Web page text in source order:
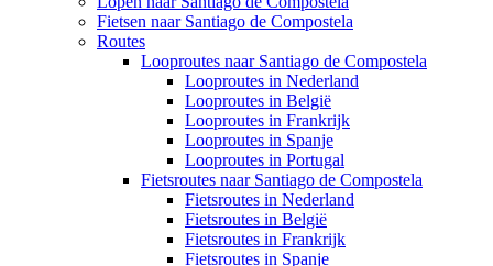
Fietsen naar Santiago de Compostela
Routes
Looproutes naar Santiago de Compostela
Looproutes in Nederland
Looproutes in België
Looproutes in Frankrijk
Looproutes in Spanje
Looproutes in Portugal
Fietsroutes naar Santiago de Compostela
Fietsroutes in Nederland
Fietsroutes in België
Fietsroutes in Frankrijk
Fietsroutes in Spanje